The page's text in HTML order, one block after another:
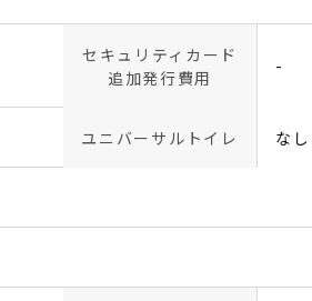
セキュリティカード
追加発行費用
-
ユニバーサルトイレ なし